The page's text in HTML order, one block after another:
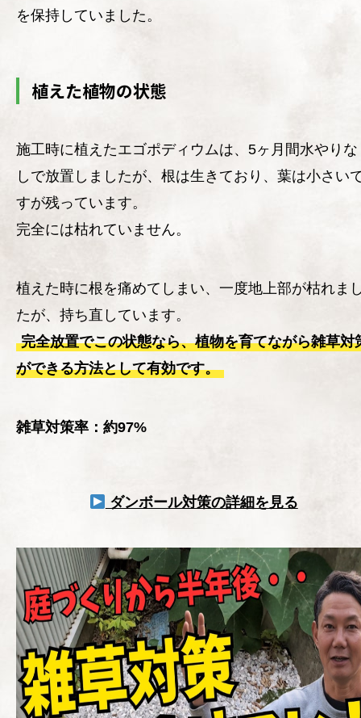
を保持していました。
植えた植物の状態
施工時に植えたエゴポディウムは、5ヶ月間水やりな
しで放置しましたが、根は生きており、葉は小さい
すが残っています。
完全には枯れていません。
植えた時に根を痛めてしまい、一度地上部が枯れま
たが、持ち直しています。
完全放置でこの状態なら、植物を育てながら雑草対
ができる方法として有効です。
雑草対策率：約97%
ダンボール対策の詳細を見る